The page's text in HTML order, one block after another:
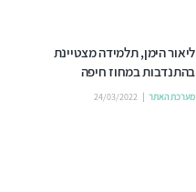
ליאור הימן, תלמידה מצטיינת
בהתנדבות במחוז חיפה
מערכת האתר 24/03/2022